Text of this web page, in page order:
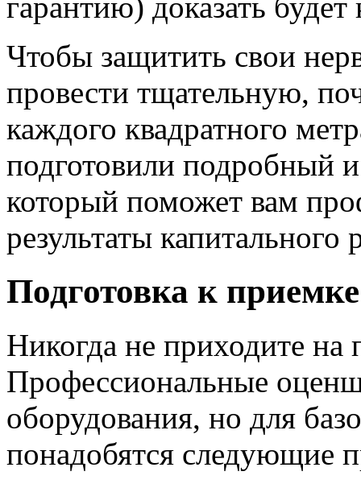
Чтобы защитить свои
провести тщательную,
каждого квадратного
подготовили подробный
который поможет вам
результаты капитального
Подготовка к
Никогда не приходите
Профессиональные
оборудования, но для
понадобятся следующие